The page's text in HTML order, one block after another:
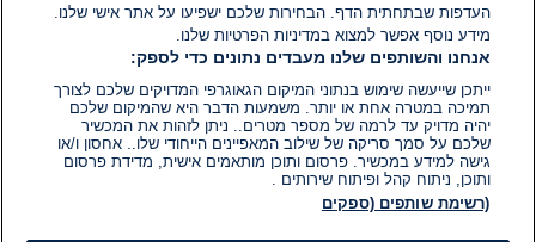
העדפות שבתחתית הדף. הבחירות שלכם ישפיעו על אתר אישי שלנו.
מידע נוסף אפשר למצוא במדיניות הפרטיות שלנו.
אנחנו והשותפים שלנו מעבדים נתונים כדי לספק:
ייתכן שייעשה שימוש בנתוני המיקום הגאוגרפי המדויקים שלכם לצורך
תמיכה במטרה אחת או יותר. משמעות הדבר היא שהמיקום שלכם
יהיה מדויק עד לרמה של מספר מטרים.. ניתן לזהות את המכשיר
שלכם על סמך סריקה של שילוב המאפיינים הייחודי שלו.. אחסון ו/או
גישה למידע במכשיר. פרסום ותוכן מותאמים אישית, מדידת פרסום
ותוכן, ניתוח קהל ופיתוח שירותים .
(רשימת שותפים (ספקים